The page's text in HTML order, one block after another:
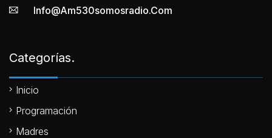
Info@am530somosradio.com
Categorías.
Inicio
Programación
Madres